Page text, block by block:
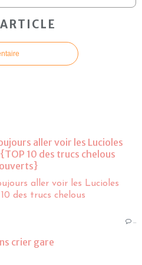
aller voir les Lucioles
10 des trucs chelous
…
crier gare